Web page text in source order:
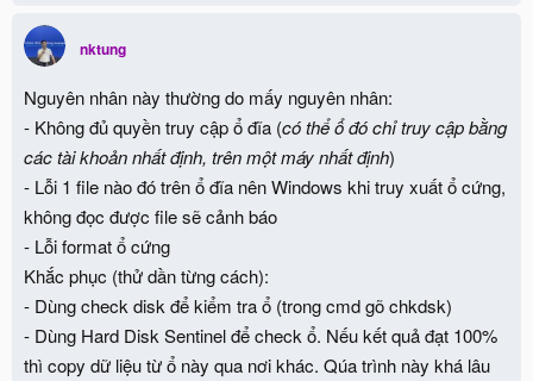
t
i
o
s
nktung
Nguyên nhân này thường do mấy nguyên nhân:
- Không đủ quyền truy cập ổ đĩa (có thể ổ đó chỉ truy cập bằng
các tài khoản nhất định, trên một máy nhất định)
- Lỗi 1 file nào đó trên ổ đĩa nên Windows khi truy xuất ổ cứng,
không đọc được file sẽ cảnh báo
- Lỗi format ổ cứng
Khắc phục (thử dần từng cách):
- Dùng check disk để kiểm tra ổ (trong cmd gõ chkdsk)
- Dùng Hard Disk Sentinel để check ổ. Nếu kết quả đạt 100%
thì copy dữ liệu từ ổ này qua nơi khác. Qúa trình này khá lâu